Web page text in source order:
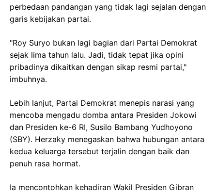
perbedaan pandangan yang tidak lagi sejalan dengan
garis kebijakan partai.
"Roy Suryo bukan lagi bagian dari Partai Demokrat
sejak lima tahun lalu. Jadi, tidak tepat jika opini
pribadinya dikaitkan dengan sikap resmi partai,"
imbuhnya.
Lebih lanjut, Partai Demokrat menepis narasi yang
mencoba mengadu domba antara Presiden Jokowi
dan Presiden ke-6 RI, Susilo Bambang Yudhoyono
(SBY). Herzaky menegaskan bahwa hubungan antara
kedua keluarga tersebut terjalin dengan baik dan
penuh rasa hormat.
Ia mencontohkan kehadiran Wakil Presiden Gibran